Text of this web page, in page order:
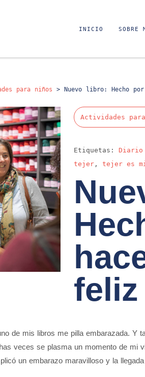
INICIO SOBRE
para niños > Nuevo libro: Hecho
Actividades
Etiquetas: Diario
tejer, tejer es
feliz
de mis libros me pilla embarazada. Y
veces se plasma un momento de mi
un embarazo maravilloso y la